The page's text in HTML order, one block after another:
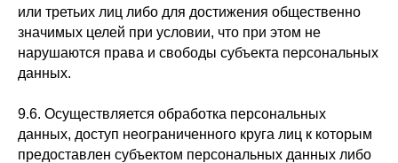
или третьих лиц либо для достижения общественно
значимых целей при условии, что при этом не
нарушаются права и свободы субъекта персональных
данных.
9.6. Осуществляется обработка персональных
данных, доступ неограниченного круга лиц к которым
предоставлен субъектом персональных данных либо